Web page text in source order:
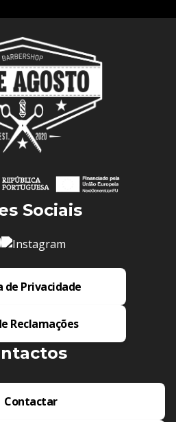
Sociais
de Privacidade
Reclamações
Contactar